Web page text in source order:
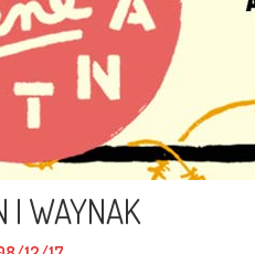
I WAYNAK